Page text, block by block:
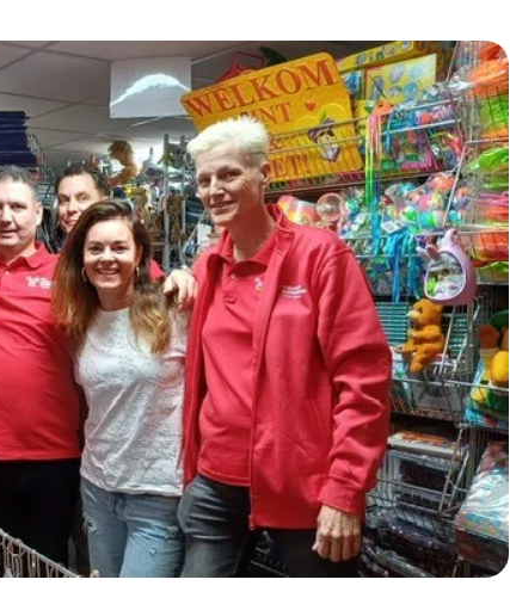
netwerken uitbreiden >
Buurtenergie
Energiecollectieven, buurt vergroenen, SDG >
Omgevingswet en gebiedsontwikkeling
invoering omgevingswet, participatie,
gebiedsontwikkeling>
of e-mail.